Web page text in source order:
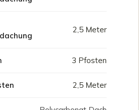
2,5 Meter
3 Pfosten
2,5 Meter